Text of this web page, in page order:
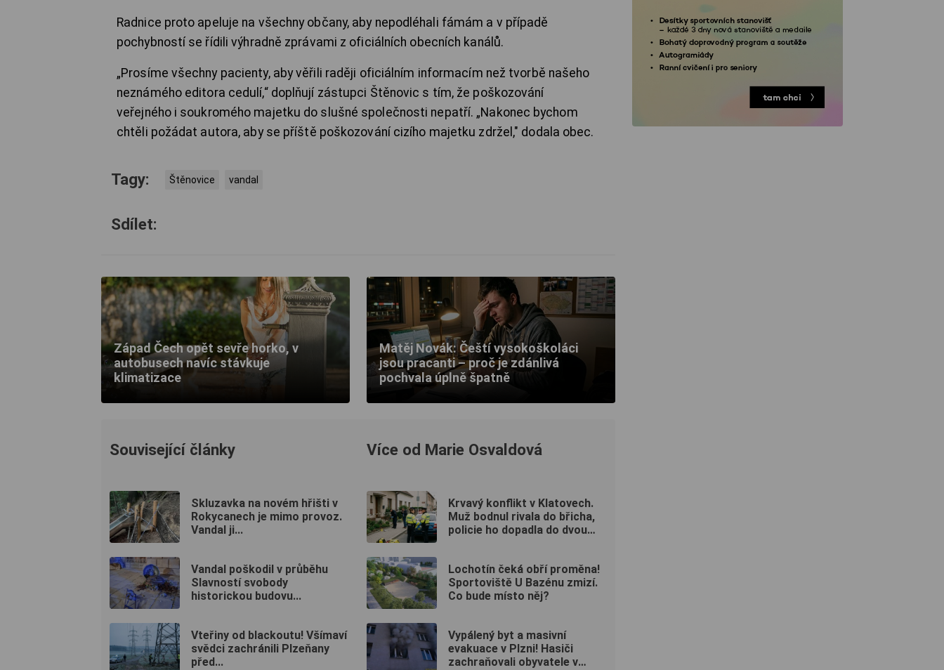
Radnice proto apeluje na všechny občany, aby nepodléhali fámám a v případě
pochybností se řídili výhradně zprávami z oficiálních obecních kanálů.
„Prosíme všechny pacienty, aby věřili raději oficiálním informacím než tvorbě našeho
neznámého editora cedulí,“ doplňují zástupci Štěnovic s tím, že poškozování
veřejného i soukromého majetku do slušné společnosti nepatří. „Nakonec bychom
chtěli požádat autora, aby se příště poškozování cizího majetku zdržel," dodala obec.
Tagy: Štěnovice vandal
Sdílet:
Západ Čech opět sevře horko, v
autobusech navíc stávkuje
klimatizace
Matěj Novák: Čeští vysokoškoláci
jsou pracanti – proč je zdánlivá
pochvala úplně špatně
Související články
Skluzavka na novém hřišti v
Rokycanech je mimo provoz.
Vandal ji...
Vandal poškodil v průběhu
Slavností svobody
historickou budovu...
Vteřiny od blackoutu! Všímaví
svědci zachránili Plzeňany
před...
Více od Marie Osvaldová
Krvavý konflikt v Klatovech.
Muž bodnul rivala do břicha,
policie ho dopadla do dvou
Lochotín čeká obří proměna!
Sportoviště U Bazénu zmizí.
Co bude místo něj?
Vypálený byt a masivní
evakuace v Plzni! Hasiči
zachraňovali obyvatele v